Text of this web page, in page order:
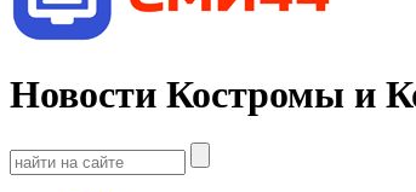
Новости Костромы и